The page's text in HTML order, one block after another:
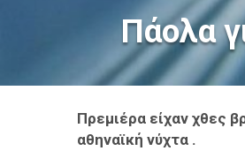
Πάολα
Πρεμιέρα είχαν χθες
αθηναϊκή νύχτα .